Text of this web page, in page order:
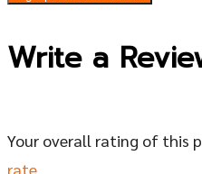
Write a
Your overall rating of this
rate